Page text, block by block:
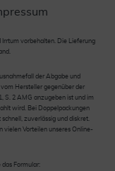
vorbehalten. Die Lieferung
der Abgabe und
Hersteller gegenüber der
S. 2 AMG anzugeben ist und im
wird. Bei Doppelpackungen
zuverlässig und diskret.
vielen Vorteilen unseres Online-
Formular: